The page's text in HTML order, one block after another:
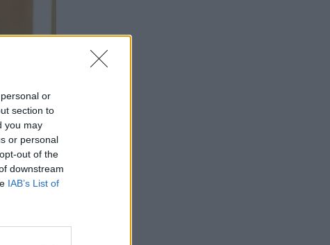
or
section to
you may
or personal
out of the
downstream
IAB’s List of
Πίστη